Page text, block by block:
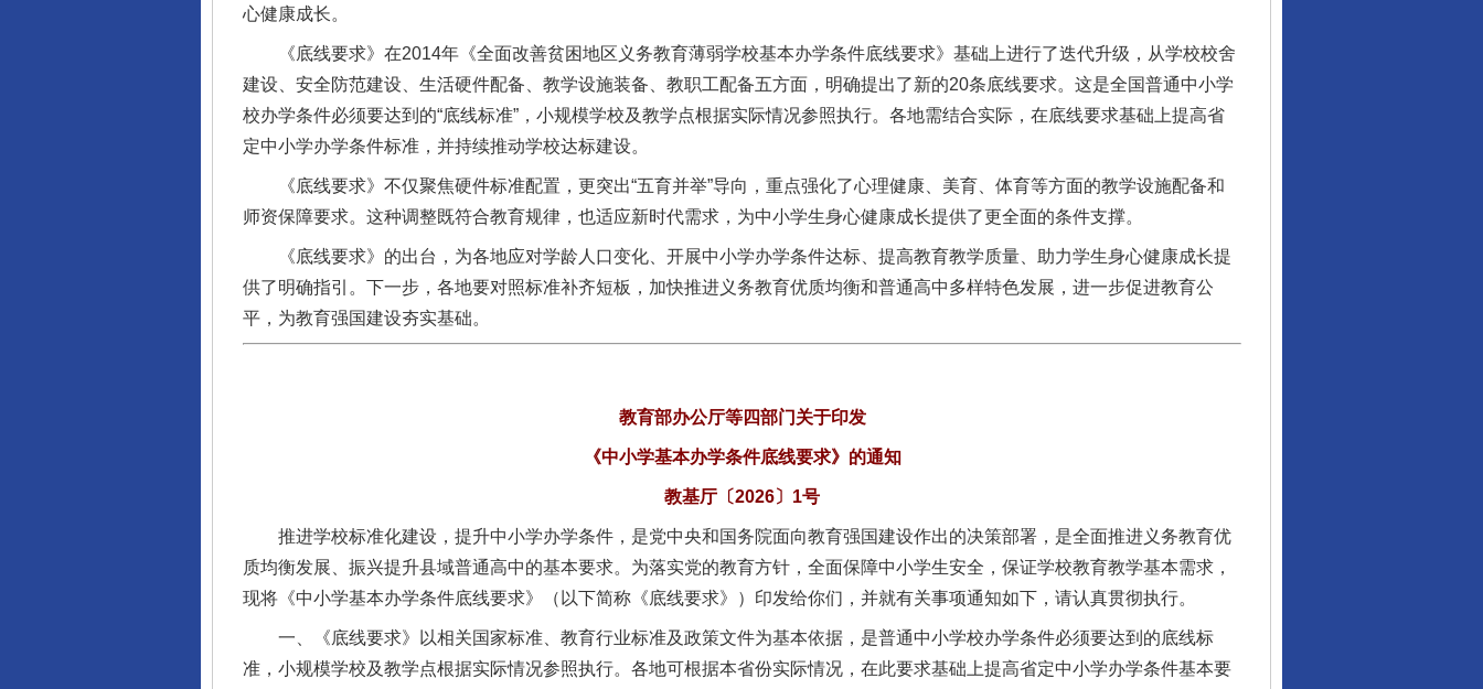
心健康成长。
《底线要求》在2014年《全面改善贫困地区义务教育薄弱学校基本办学条件底线要求》基础上进行了迭代升级，从学校校舍
建设、安全防范建设、生活硬件配备、教学设施装备、教职工配备五方面，明确提出了新的20条底线要求。这是全国普通中小学
校办学条件必须要达到的“底线标准”，小规模学校及教学点根据实际情况参照执行。各地需结合实际，在底线要求基础上提高省
定中小学办学条件标准，并持续推动学校达标建设。
《底线要求》不仅聚焦硬件标准配置，更突出“五育并举”导向，重点强化了心理健康、美育、体育等方面的教学设施配备和
师资保障要求。这种调整既符合教育规律，也适应新时代需求，为中小学生身心健康成长提供了更全面的条件支撑。
《底线要求》的出台，为各地应对学龄人口变化、开展中小学办学条件达标、提高教育教学质量、助力学生身心健康成长提
供了明确指引。下一步，各地要对照标准补齐短板，加快推进义务教育优质均衡和普通高中多样特色发展，进一步促进教育公
平，为教育强国建设夯实基础。
教育部办公厅等四部门关于印发
《中小学基本办学条件底线要求》的通知
教基厅〔2026〕1号
推进学校标准化建设，提升中小学办学条件，是党中央和国务院面向教育强国建设作出的决策部署，是全面推进义务教育优
质均衡发展、振兴提升县域普通高中的基本要求。为落实党的教育方针，全面保障中小学生安全，保证学校教育教学基本需求，
现将《中小学基本办学条件底线要求》（以下简称《底线要求》）印发给你们，并就有关事项通知如下，请认真贯彻执行。
一、《底线要求》以相关国家标准、教育行业标准及政策文件为基本依据，是普通中小学校办学条件必须要达到的底线标
准，小规模学校及教学点根据实际情况参照执行。各地可根据本省份实际情况，在此要求基础上提高省定中小学办学条件基本要